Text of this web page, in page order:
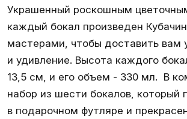
Украшенный роскошным
каждый бокал произведен
мастерами, чтобы доставить вам
и удивление. Высота каждого
13,5 см, и его объем - 330 мл. В
набор из шести бокалов, который
в подарочном футляре и